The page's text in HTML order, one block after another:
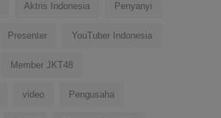
Aktris Indonesia Penyanyi
Presenter YouTuber Indonesia
Member JKT48
video Pengusaha